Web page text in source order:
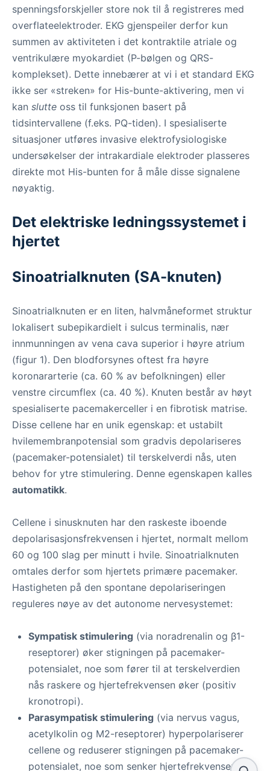
spenningsforskjeller store nok til å registreres med
overflateelektroder. EKG gjenspeiler derfor kun
summen av aktiviteten i det kontraktile atriale og
ventrikulære myokardiet (P-bølgen og QRS-
komplekset). Dette innebærer at vi i et standard EKG
ikke ser «streken» for His-bunte-aktivering, men vi
kan slutte oss til funksjonen basert på
tidsintervallene (f.eks. PQ-tiden). I spesialiserte
situasjoner utføres invasive elektrofysiologiske
undersøkelser der intrakardiale elektroder plasseres
direkte mot His-bunten for å måle disse signalene
nøyaktig.
Det elektriske ledningssystemet i
hjertet
Sinoatrialknuten (SA-knuten)
Sinoatrialknuten er en liten, halvmåneformet struktur
lokalisert subepikardielt i sulcus terminalis, nær
innmunningen av vena cava superior i høyre atrium
(figur 1). Den blodforsynes oftest fra høyre
koronararterie (ca. 60 % av befolkningen) eller
venstre circumflex (ca. 40 %). Knuten består av høyt
spesialiserte pacemakerceller i en fibrotisk matrise.
Disse cellene har en unik egenskap: et ustabilt
hvilemembranpotensial som gradvis depolariseres
(pacemaker-potensialet) til terskelverdi nås, uten
behov for ytre stimulering. Denne egenskapen kalles
automatikk.
Cellene i sinusknuten har den raskeste iboende
depolarisasjonsfrekvensen i hjertet, normalt mellom
60 og 100 slag per minutt i hvile. Sinoatrialknuten
omtales derfor som hjertets primære pacemaker.
Hastigheten på den spontane depolariseringen
reguleres nøye av det autonome nervesystemet:
Sympatisk stimulering (via noradrenalin og β1-
reseptorer) øker stigningen på pacemaker-
potensialet, noe som fører til at terskelverdien
nås raskere og hjertefrekvensen øker (positiv
kronotropi).
Parasympatisk stimulering (via nervus vagus,
acetylkolin og M2-reseptorer) hyperpolariserer
cellene og reduserer stigningen på pacemaker-
potensialet, noe som senker hjertefrekvensen